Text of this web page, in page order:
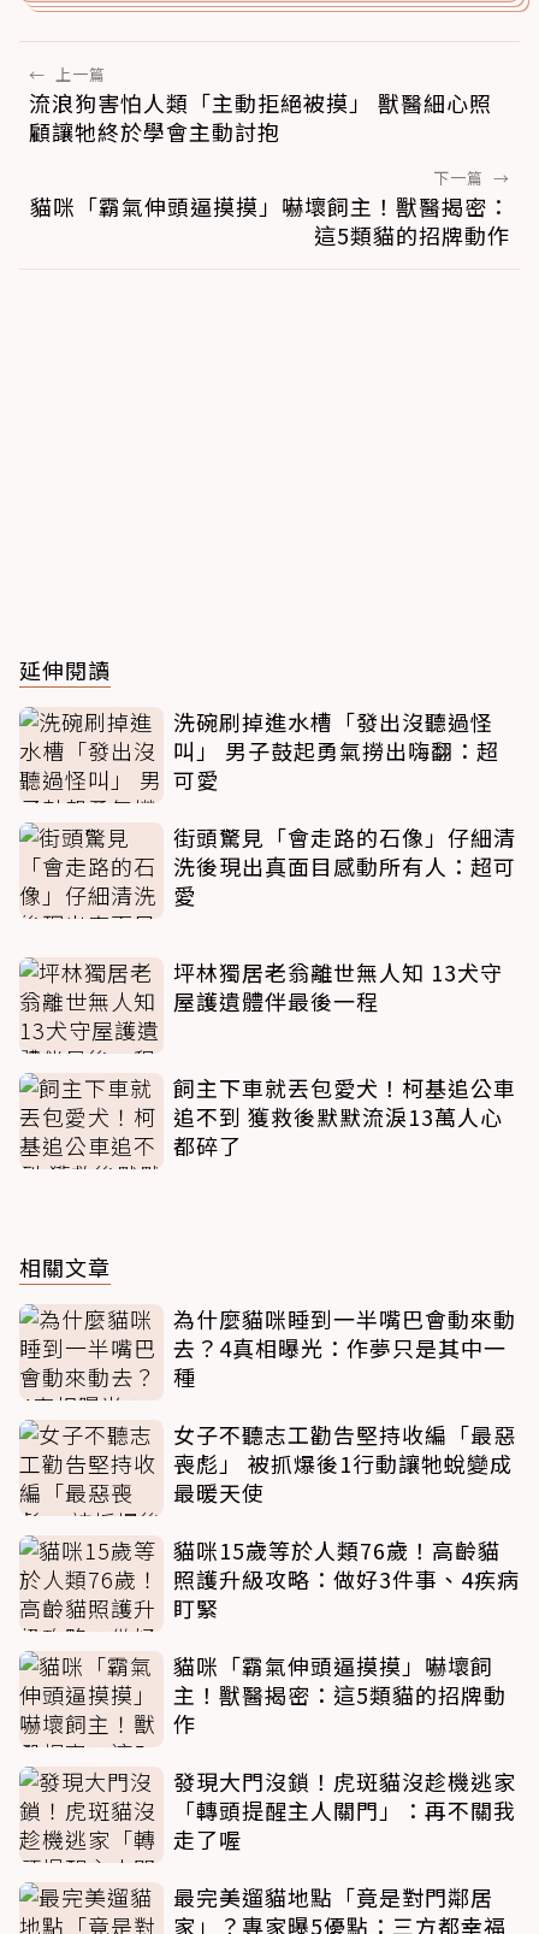
← 上一篇
流浪狗害怕人類「主動拒絕被摸」 獸醫細心照
顧讓牠終於學會主動討抱
下一篇 →
貓咪「霸氣伸頭逼摸摸」嚇壞飼主！獸醫揭密：
這5類貓的招牌動作
延伸閱讀
洗碗刷掉進水槽「發出沒聽過怪
叫」 男子鼓起勇氣撈出嗨翻：超
可愛
街頭驚見「會走路的石像」仔細清
洗後現出真面目感動所有人：超可
愛
坪林獨居老翁離世無人知 13犬守
屋護遺體伴最後一程
飼主下車就丟包愛犬！柯基追公車
追不到 獲救後默默流淚13萬人心
都碎了
相關文章
為什麼貓咪睡到一半嘴巴會動來動
去？4真相曝光：作夢只是其中一
種
女子不聽志工勸告堅持收編「最惡
喪彪」 被抓爆後1行動讓牠蛻變成
最暖天使
貓咪15歲等於人類76歲！高齡貓
照護升級攻略：做好3件事、4疾病
盯緊
貓咪「霸氣伸頭逼摸摸」嚇壞飼
主！獸醫揭密：這5類貓的招牌動
作
發現大門沒鎖！虎斑貓沒趁機逃家
「轉頭提醒主人關門」：再不關我
走了喔
最完美遛貓地點「竟是對門鄰居
家」？專家曝5優點：三方都幸福